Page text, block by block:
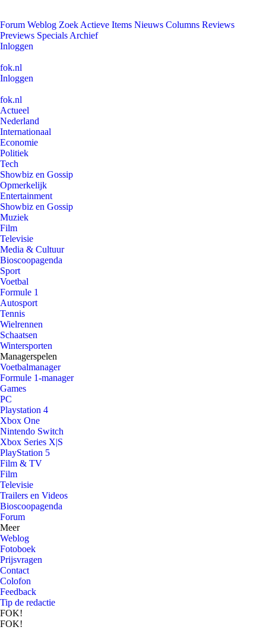
Forum Weblog Zoek Actieve Items Nieuws Columns Reviews
Previews Specials Archief
Inloggen
fok.nl
Inloggen
fok.nl
Actueel
Nederland
Internationaal
Economie
Politiek
Tech
Showbiz en Gossip
Opmerkelijk
Entertainment
Showbiz en Gossip
Muziek
Film
Televisie
Media & Cultuur
Bioscoopagenda
Sport
Voetbal
Formule 1
Autosport
Tennis
Wielrennen
Schaatsen
Wintersporten
Managerspelen
Voetbalmanager
Formule 1-manager
Games
PC
Playstation 4
Xbox One
Nintendo Switch
Xbox Series X|S
PlayStation 5
Film & TV
Film
Televisie
Trailers en Videos
Bioscoopagenda
Forum
Meer
Weblog
Fotoboek
Prijsvragen
Contact
Colofon
Feedback
Tip de redactie
FOK!
FOK!